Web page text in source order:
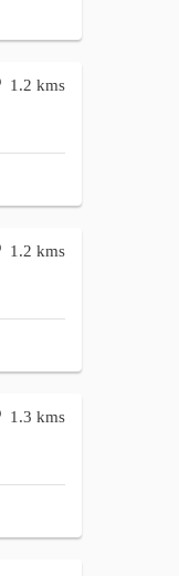
1.2 kms
1.2 kms
1.3 kms